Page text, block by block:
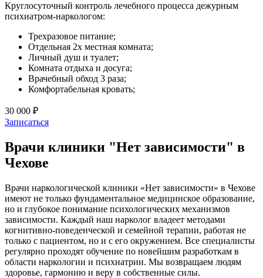
Круглосуточный контроль лечебного процесса дежурным
психиатром-наркологом:
Трехразовое питание;
Отдельная 2х местная комната;
Личный душ и туалет;
Комната отдыха и досуга;
Врачебный обход 3 раза;
Комфортабельная кровать;
30 000 ₽
Записаться
Врачи клиники "Нет зависимости" в
Чехове
Врачи наркологической клиники «Нет зависимости» в Чехове
имеют не только фундаментальное медицинское образование,
но и глубокое понимание психологических механизмов
зависимости. Каждый наш нарколог владеет методами
когнитивно-поведенческой и семейной терапии, работая не
только с пациентом, но и с его окружением. Все специалисты
регулярно проходят обучение по новейшим разработкам в
области наркологии и психиатрии. Мы возвращаем людям
здоровье, гармонию и веру в собственные силы.